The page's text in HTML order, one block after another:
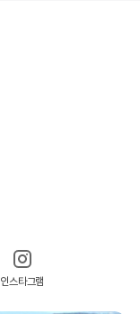
인스타그램